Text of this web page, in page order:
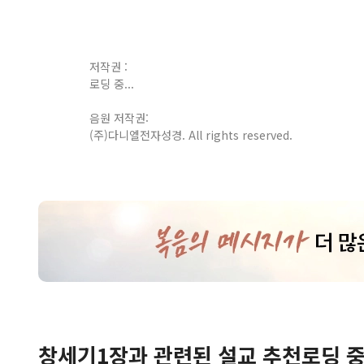
저작권 :
로딩 중...
음원 저작권:
(주)다니엘전자성경. All rights reserved.
창세기1장과 관련된 설교 추천로딩